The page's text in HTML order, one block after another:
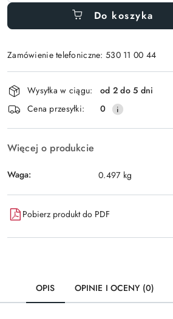
Do koszyka
Zamówienie telefoniczne: 530 11 00 44
Wyślij
Dostępność
i
dostawa
Wysyłka w ciągu:
od 2 do 5 dni
Cena przesyłki:
0
Więcej o produkcie
Waga: 0.497 kg
Pobierz produkt do PDF
OPIS OPINIE I OCENY (0)